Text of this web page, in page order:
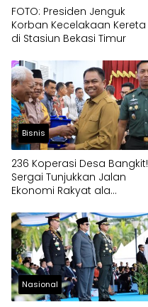
FOTO: Presiden Jenguk
Korban Kecelakaan Kereta
di Stasiun Bekasi Timur
Bisnis
236 Koperasi Desa Bangkit!
Sergai Tunjukkan Jalan
Ekonomi Rakyat ala
Nasional